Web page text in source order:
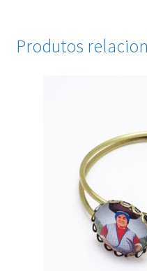
Produtos